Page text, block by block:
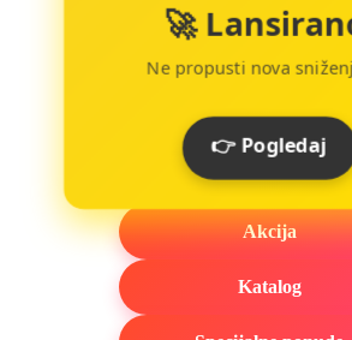
🚀
Ne propusti nova
👉 Pogledaj
Akcija
Katalog